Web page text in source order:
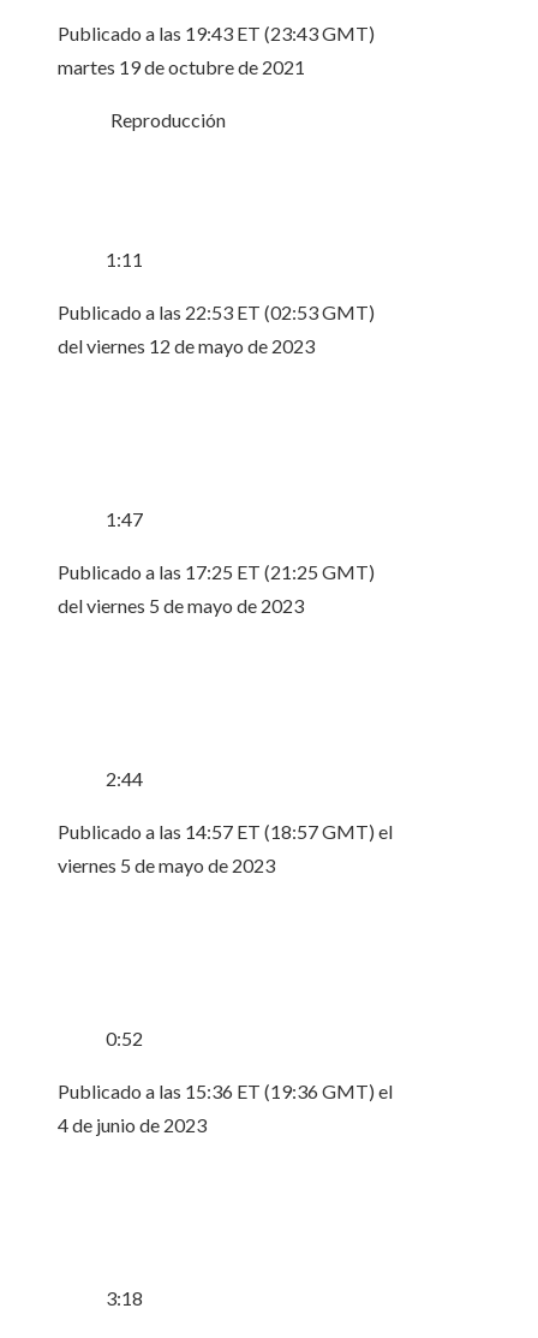
Publicado a las 19:43 ET (23:43 GMT)
martes 19 de octubre de 2021
Reproducción
1:11
Publicado a las 22:53 ET (02:53 GMT)
del viernes 12 de mayo de 2023
1:47
Publicado a las 17:25 ET (21:25 GMT)
del viernes 5 de mayo de 2023
2:44
Publicado a las 14:57 ET (18:57 GMT) el
viernes 5 de mayo de 2023
0:52
Publicado a las 15:36 ET (19:36 GMT) el
4 de junio de 2023
3:18